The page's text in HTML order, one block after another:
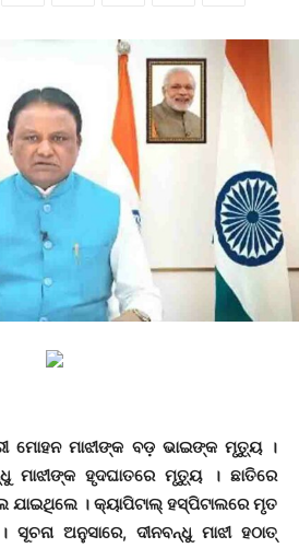
ମୋହନ ମାଝୀଙ୍କ ବଡ଼ ଭାଇଙ୍କ ମୃତ୍ୟୁ ।
ମାଝୀଙ୍କ ହୃଦଘାତରେ ମୃତ୍ୟୁ । ଛାତିରେ
ଯାଇଥିଲେ । କ୍ୟାପିଟାଲ୍ ହସ୍ପିଟାଲରେ ମୃତ
ଅନୁସାରେ, ଦୀନବନ୍ଧୁ ମାଝୀ ହଠାତ୍